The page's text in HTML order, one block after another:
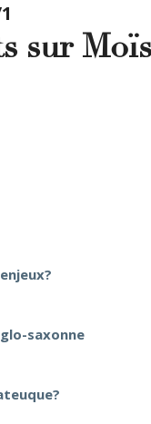
sur
saxonne